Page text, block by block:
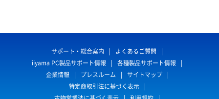
サポート・総合案内
よくあるご質問
iiyama PC製品サポート情報
各種製品サポート情報
企業情報
プレスルーム
サイトマップ
特定商取引法に基づく表示